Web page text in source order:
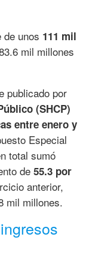
de unos 111 mil
mil millones
publicado por
(SHCP)
entre enero y
Especial
total sumó
de 55.3 por
anterior,
mil millones.